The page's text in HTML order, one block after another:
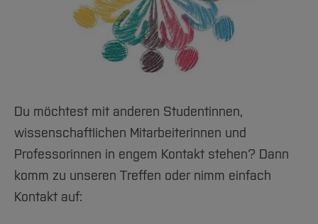
Du möchtest mit anderen Studentinnen,
wissenschaftlichen Mitarbeiterinnen und
Professorinnen in engem Kontakt stehen? Dann
komm zu unseren Treffen oder nimm einfach
Kontakt auf: